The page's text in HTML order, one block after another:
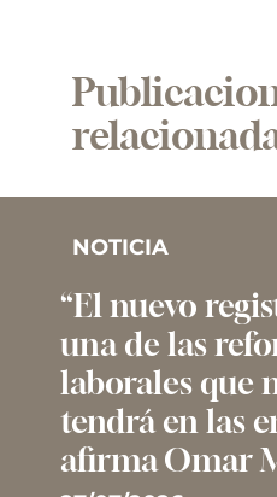
NOTICIA
“El nuevo
una de las
laborales que
tendrá en las
afirma Omar